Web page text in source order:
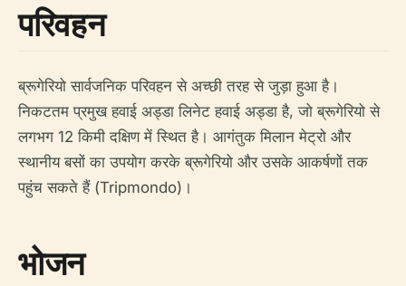
परिवहन
ब्रूगेरियो सार्वजनिक परिवहन से अच्छी तरह से जुड़ा हुआ है।
निकटतम प्रमुख हवाई अड्डा लिनेट हवाई अड्डा है, जो ब्रूगेरियो से
लगभग 12 किमी दक्षिण में स्थित है। आगंतुक मिलान मेट्रो और
स्थानीय बसों का उपयोग करके ब्रूगेरियो और उसके आकर्षणों तक
पहुंच सकते हैं (Tripmondo)।
भोजन